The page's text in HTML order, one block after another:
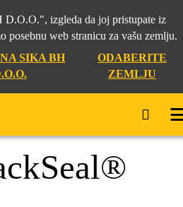
D.O.O.", izgleda da joj pristupate iz
posebnu web stranicu za vašu zemlju.
SIKA BH
ODABERITE
ZEMLJU
BlackSeal® BT